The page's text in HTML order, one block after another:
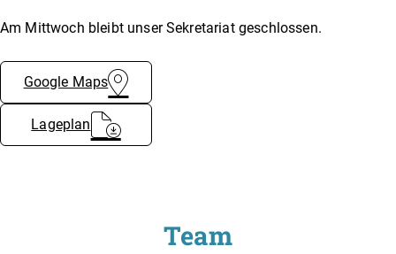
Am Mittwoch bleibt unser Sekretariat geschlossen.
Google Maps
Lageplan
Team